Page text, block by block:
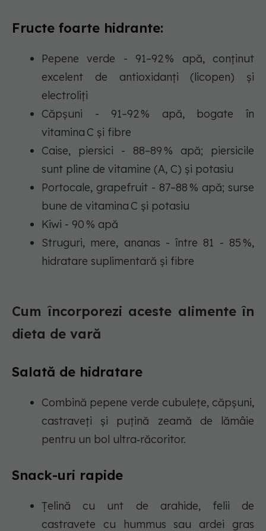
Fructe foarte hidrante:
Pepene verde - 91–92 % apă, conținut
excelent de antioxidanți (licopen) și
electroliți
Căpșuni - 91–92 % apă, bogate în
vitamina C și fibre
Caise, piersici - 88–89 % apă; piersicile
sunt pline de vitamine (A, C) și potasiu
Portocale, grapefruit - 87–88 % apă; surse
bune de vitamina C și potasiu
Kiwi - 90 % apă
Struguri, mere, ananas - între 81 - 85 %,
hidratare suplimentară și fibre
Cum încorporezi aceste alimente în
dieta de vară
Salată de hidratare
Combină pepene verde cubulețe, căpșuni,
castraveți și puțină zeamă de lămâie
pentru un bol ultra‑răcoritor.
Snack-uri rapide
Țelină cu unt de arahide, felii de
castravete cu hummus sau ardei gras